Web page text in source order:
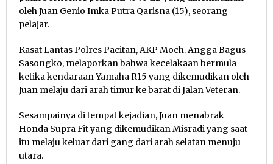
oleh Juan Genio Imka Putra Qarisna (15), seorang
pelajar.
Kasat Lantas Polres Pacitan, AKP Moch. Angga Bagus
Sasongko, melaporkan bahwa kecelakaan bermula
ketika kendaraan Yamaha R15 yang dikemudikan oleh
Juan melaju dari arah timur ke barat di Jalan Veteran.
Sesampainya di tempat kejadian, Juan menabrak
Honda Supra Fit yang dikemudikan Misradi yang saat
itu melaju keluar dari gang dari arah selatan menuju
utara.